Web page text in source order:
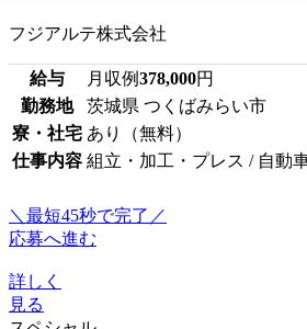
フジアルテ株式会社
給与 月収例378,000円
勤務地
茨城県 つくばみらい市
寮・社宅 あり（無料）
仕事内容 組立・加工・プレス / 自動
＼最短45秒で完了／
応募へ進む
詳しく
見る